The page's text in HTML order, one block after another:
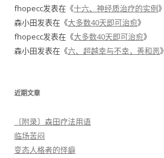
fhopecc发表在《十六、神经质治疗的实例》
森小田发表在《大多数40天即可治愈》
fhopecc发表在《大多数40天即可治愈》
森小田发表在《六、超越幸与不幸，善和恶》
近期文章
〔附录〕森田疗法用语
临场苦闷
变态人格者的怪癖